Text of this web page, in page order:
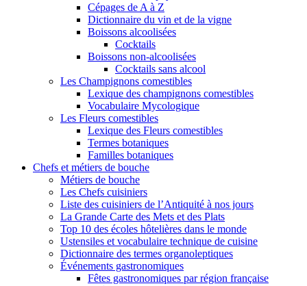
Cépages de A à Z
Dictionnaire du vin et de la vigne
Boissons alcoolisées
Cocktails
Boissons non-alcoolisées
Cocktails sans alcool
Les Champignons comestibles
Lexique des champignons comestibles
Vocabulaire Mycologique
Les Fleurs comestibles
Lexique des Fleurs comestibles
Termes botaniques
Familles botaniques
Chefs et métiers de bouche
Métiers de bouche
Les Chefs cuisiniers
Liste des cuisiniers de l’Antiquité à nos jours
La Grande Carte des Mets et des Plats
Top 10 des écoles hôtelières dans le monde
Ustensiles et vocabulaire technique de cuisine
Dictionnaire des termes organoleptiques
Événements gastronomiques
Fêtes gastronomiques par région française